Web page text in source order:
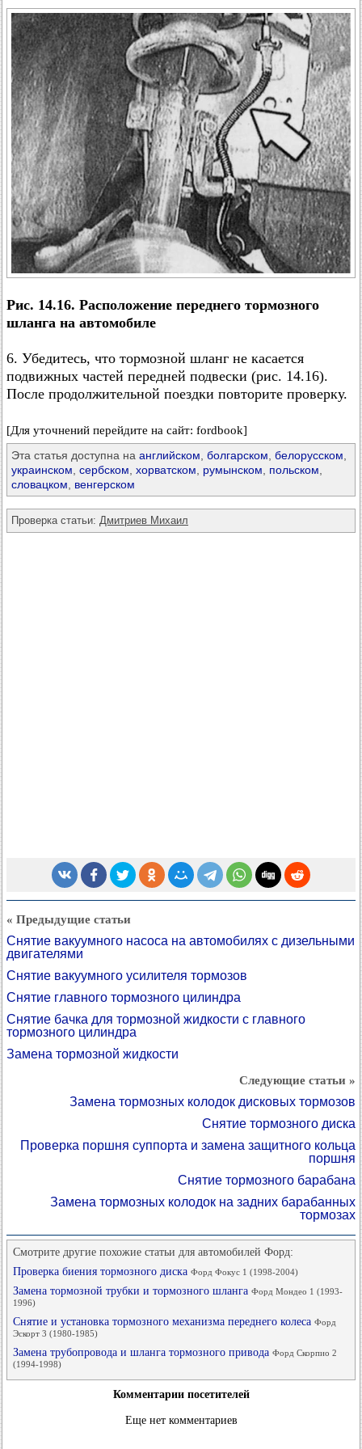
Рис. 14.16. Расположение переднего тормозного
шланга на автомобиле
6. Убедитесь, что тормозной шланг не касается
подвижных частей передней подвески (рис. 14.16).
После продолжительной поездки повторите проверку.
[Для уточнений перейдите на сайт: fordbook]
Эта статья доступна на английском болгарском белорусском
украинском сербском хорватском румынском польском
словацком
венгерском
Проверка статьи: Дмитриев Михаил
« Предыдущие статьи
Снятие вакуумного насоса на автомобилях с дизельными
двигателями
Снятие вакуумного усилителя тормозов
Снятие главного тормозного цилиндра
Снятие бачка для тормозной жидкости с главного
тормозного цилиндра
Замена тормозной жидкости
Следующие статьи »
Замена тормозных колодок дисковых тормозов
Снятие тормозного диска
Проверка поршня суппорта и замена защитного кольца
поршня
Снятие тормозного барабана
Замена тормозных колодок на задних барабанных
тормозах
Смотрите другие похожие статьи для автомобилей Форд:
Проверка биения тормозного диска Форд Фокус 1 (1998-2004)
Замена тормозной трубки и тормозного шланга Форд Мондео 1 (1993-
1996)
Снятие и установка тормозного механизма переднего колеса Форд
Эскорт 3 (1980-1985)
Замена трубопровода и шланга тормозного привода Форд Скорпио 2
(1994-1998)
Комментарии посетителей
Еще нет комментариев